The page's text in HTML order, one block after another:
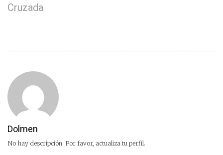
Cruzada
Dolmen
No hay descripción. Por favor, actualiza tu perfil.